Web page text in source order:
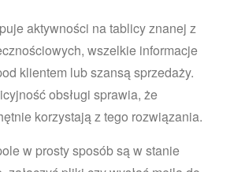
aktywności na tablicy znanej z
wszelkie informacje
klientem lub szansą sprzedaży.
obsługi sprawia, że
korzystają z tego rozwiązania.
w prosty sposób są w stanie